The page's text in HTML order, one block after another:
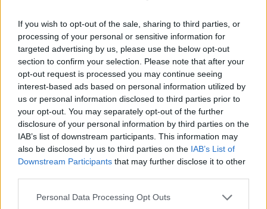
If you wish to opt-out of the sale, sharing to third parties, or
processing of your personal or sensitive information for
targeted advertising by us, please use the below opt-out
section to confirm your selection. Please note that after your
opt-out request is processed you may continue seeing
interest-based ads based on personal information utilized by
us or personal information disclosed to third parties prior to
your opt-out. You may separately opt-out of the further
disclosure of your personal information by third parties on the
IAB’s list of downstream participants. This information may
also be disclosed by us to third parties on the IAB’s List of
Downstream Participants that may further disclose it to other
Personal Data Processing Opt Outs
A németek legnagyobb bankjának egyik vezetője a
Reuteresnek elmondta, hogy a koronavírus jelentősen
átalakította az ügyfelek fióklátogatási szokásait, egyre
kevesebben mennek bankba ügyet intézni, emellett jelentős
költségcsökkentő lépésekre is szükség van. Mindezek miatt
a Deutsche Bank azt fontolgatja, hogy fiókjainak 20%-át
bezárja Németországban. Philipp Gossow lakossági...
KEDVES OLVASÓNK!
regisztrációhoz kötött.